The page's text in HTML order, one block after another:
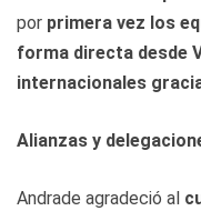
por primera vez los
forma directa desde
internacionales
Alianzas y
Andrade agradeció al